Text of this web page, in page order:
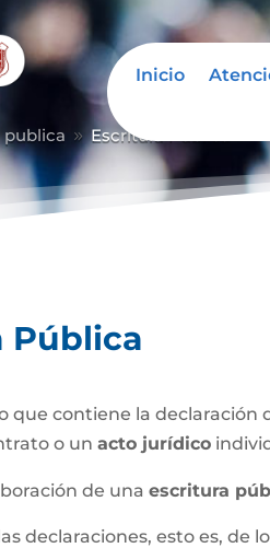
Inicio
publica 9 Escritura Pública
Pública
que contiene la declaración
o unacto jurídico
de unaescritura
declaraciones, esto es, de